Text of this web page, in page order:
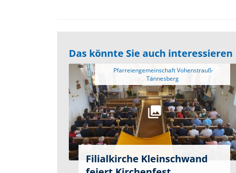
Das könnte Sie auch interessieren
Tännesberg
Filialkirche Kleinschwand